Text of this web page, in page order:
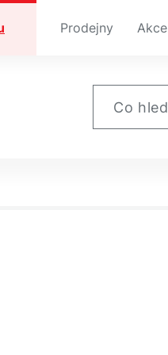
Prodejny Akce